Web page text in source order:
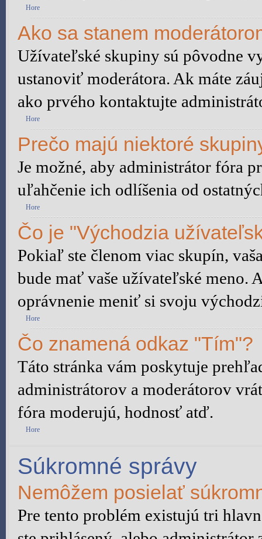
Hore
Ako sa stanem
Užívateľské skupiny sú pôvodne
ustanoviť moderátora. Ak máte
ako prvého kontaktujte
Hore
Prečo majú niektoré
Je možné, aby administrátor fóra
uľahčenie ich odlíšenia od
Hore
Čo je "Východzia
Pokiaľ ste členom viac skupín,
bude mať vaše užívateľské meno.
oprávnenie meniť si svoju
Hore
Čo znamená odkaz "Tím"?
Táto stránka vám poskytuje
administrátorov a moderátorov
fóra moderujú, hodnosť atď.
Hore
Súkromné správy
Nemôžem posielať
Pre tento problém existujú tri